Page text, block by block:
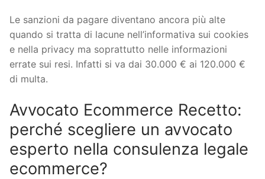
Le sanzioni da pagare diventano ancora più alte
quando si tratta di lacune nell’informativa sui cookies
e nella privacy ma soprattutto nelle informazioni
errate sui resi. Infatti si va dai 30.000 € ai 120.000 €
di multa.
Avvocato Ecommerce Recetto:
perché scegliere un avvocato
esperto nella consulenza legale
ecommerce?